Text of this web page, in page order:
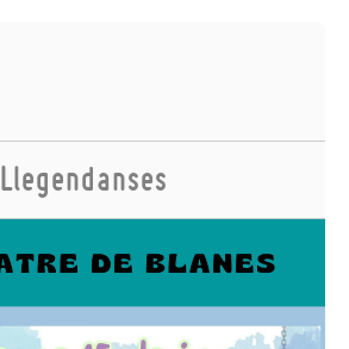
Llegendanses